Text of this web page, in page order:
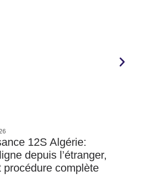
12S Algérie:
depuis l’étranger,
procédure complète